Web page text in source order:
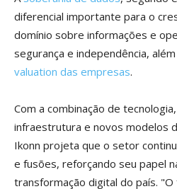
diferencial importante para o
domínio sobre informações e
segurança e independência,
valuation das empresas.
Com a combinação de
infraestrutura e novos modelos
Ikonn projeta que o setor
e fusões, reforçando seu papel
transformação digital do país.